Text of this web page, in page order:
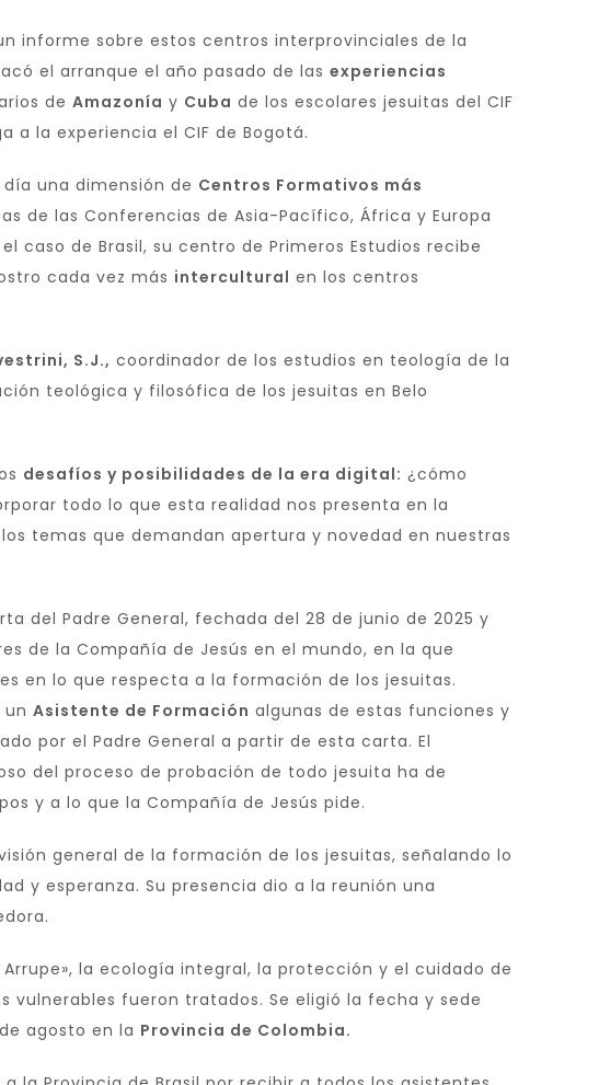
informe sobre estos centros interprovinciales de la
el arranque el año pasado de las experiencias
de Amazonía y Cuba de los escolares jesuitas del CIF
a la experiencia el CIF de Bogotá.
día una dimensión de Centros Formativos más
de las Conferencias de Asia-Pacífico, África y Europa
caso de Brasil, su centro de Primeros Estudios recibe
cada vez más intercultural en los centros
S.J., coordinador de los estudios en teología de la
teológica y filosófica de los jesuitas en Belo
desafíos y posibilidades de la era digital: ¿cómo
todo lo que esta realidad nos presenta en la
temas que demandan apertura y novedad en nuestras
del Padre General, fechada del 28 de junio de 2025 y
de la Compañía de Jesús en el mundo, en la que
en lo que respecta a la formación de los jesuitas.
Asistente de Formación algunas de estas funciones y
por el Padre General a partir de esta carta. El
del proceso de probación de todo jesuita ha de
y a lo que la Compañía de Jesús pide.
general de la formación de los jesuitas, señalando lo
y esperanza. Su presencia dio a la reunión una
la ecología integral, la protección y el cuidado de
vulnerables fueron tratados. Se eligió la fecha y sede
agosto en la Provincia de Colombia.